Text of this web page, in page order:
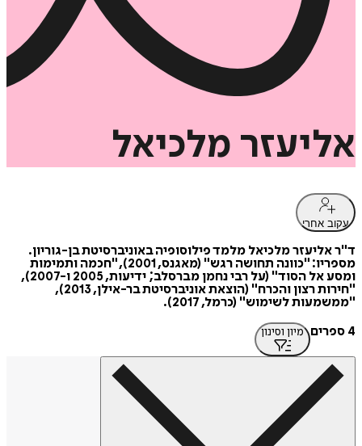
אליעזר מלכיאל
עקוב אחרי
ד"ר אליעזר מלכיאל מלמד פילוסופיה באוניברסיטת בן-גוריון.
מספריו: "כוונה תחושה רגש" (מאגנס, 2001), "חכמה ותמימות
ומסע אל הסוד" (על רבי נחמן מברסלב; ידיעות, 2005 ו-2007),
"חירות רצון והכרח" (הוצאת אוניברסיטת בר-אילן, 2013),
"ממשמעות לשימוש" (כרמל, 2017).
4 ספרים
מיון וסינון